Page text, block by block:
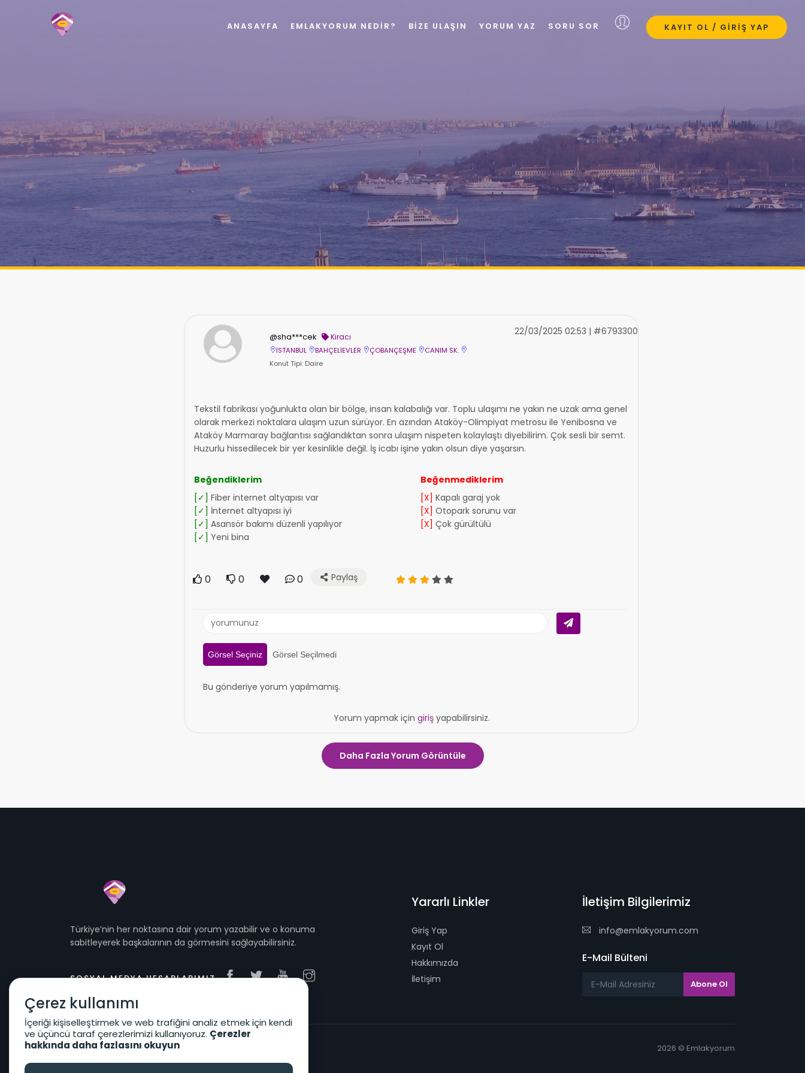
@sha***cek Kiracı
İSTANBUL BAHÇELİEVLER ÇOBANÇEŞME
CANIM SK.
Konut Tipi: Daire
22/03/2025 02:53 | #6793300
Tekstil fabrikası yoğunlukta olan bir bölge, insan kalabalığı var. Toplu ulaşımı ne yakın ne uzak ama genel
olarak merkezi noktalara ulaşım uzun sürüyor. En azından Ataköy-Olimpiyat metrosu ile Yenibosna ve
Ataköy Marmaray bağlantısı sağlandıktan sonra ulaşım nispeten kolaylaştı diyebilirim. Çok sesli bir semt.
Huzurlu hissedilecek bir yer kesinlikle değil. İş icabı işine yakın olsun diye yaşarsın.
Beğendiklerim
[✓] Fiber internet altyapısı var
[✓] İnternet altyapısı iyi
[✓] Asansör bakımı düzenli yapılıyor
[✓] Yeni bina
Beğenmediklerim
[X] Kapalı garaj yok
[X] Otopark sorunu var
[X] Çok gürültülü
0 0 0 Paylaş
Görsel Seçiniz Görsel Seçilmedi
Bu gönderiye yorum yapılmamış.
Yorum yapmak için girişyapabilirsiniz.
Daha Fazla Yorum Görüntüle
Türkiye’nin her noktasına dair yorum yazabilir ve o konuma
sabitleyerek başkalarının da görmesini sağlayabilirsiniz.
SOSYAL MEDYA HESAPLARIMIZ
Yararlı Linkler
Giriş Yap
Kayıt Ol
Hakkımızda
İletişim
İletişim Bilgilerimiz
info@emlakyorum.com
E-Mail Bülteni
Kullanıcı Sözleşmesi KVKK Koşulları 2026 © Emlakyorum
KAYIT OL / GIRIŞ YAP
ANASAYFA EMLAKYORUM NEDIR? BIZE ULAŞIN YORUM YAZ SORU SOR
Çerez kullanımı
İçeriği kişiselleştirmek ve web trafiğini analiz etmek için kendi
ve üçüncü taraf çerezlerimizi kullanıyoruz. Çerezler
hakkında daha fazlasını okuyun